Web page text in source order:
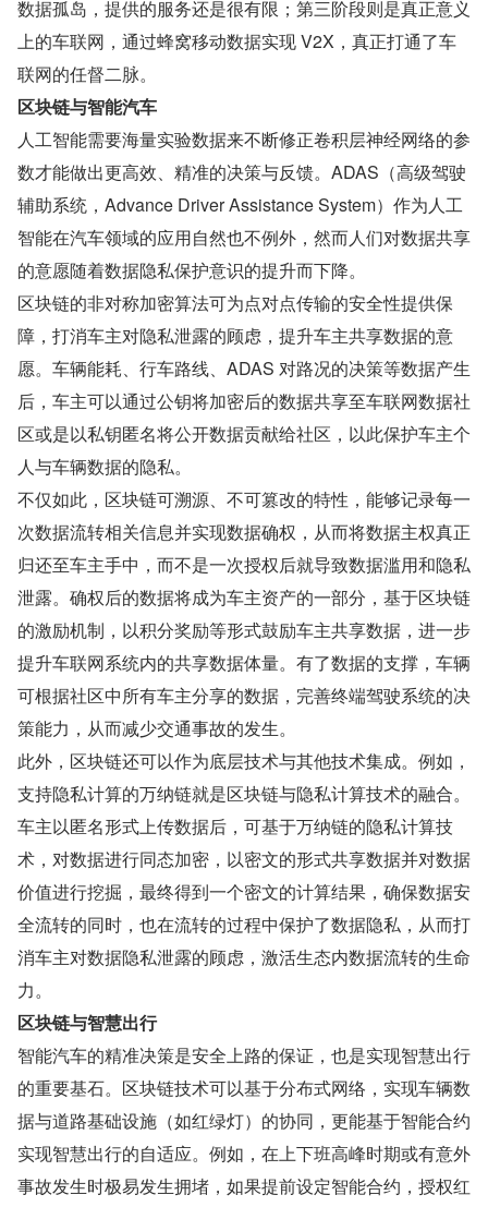
数据孤岛，提供的服务还是很有限；第三阶段则是真正意义
上的车联网，通过蜂窝移动数据实现 V2X，真正打通了车
联网的任督二脉。
区块链与智能汽车
人工智能需要海量实验数据来不断修正卷积层神经网络的参
数才能做出更高效、精准的决策与反馈。ADAS（高级驾驶
辅助系统，Advance Driver Assistance System）作为人工
智能在汽车领域的应用自然也不例外，然而人们对数据共享
的意愿随着数据隐私保护意识的提升而下降。
区块链的非对称加密算法可为点对点传输的安全性提供保
障，打消车主对隐私泄露的顾虑，提升车主共享数据的意
愿。车辆能耗、行车路线、ADAS 对路况的决策等数据产生
后，车主可以通过公钥将加密后的数据共享至车联网数据社
区或是以私钥匿名将公开数据贡献给社区，以此保护车主个
人与车辆数据的隐私。
不仅如此，区块链可溯源、不可篡改的特性，能够记录每一
次数据流转相关信息并实现数据确权，从而将数据主权真正
归还至车主手中，而不是一次授权后就导致数据滥用和隐私
泄露。确权后的数据将成为车主资产的一部分，基于区块链
的激励机制，以积分奖励等形式鼓励车主共享数据，进一步
提升车联网系统内的共享数据体量。有了数据的支撑，车辆
可根据社区中所有车主分享的数据，完善终端驾驶系统的决
策能力，从而减少交通事故的发生。
此外，区块链还可以作为底层技术与其他技术集成。例如，
支持隐私计算的万纳链就是区块链与隐私计算技术的融合。
车主以匿名形式上传数据后，可基于万纳链的隐私计算技
术，对数据进行同态加密，以密文的形式共享数据并对数据
价值进行挖掘，最终得到一个密文的计算结果，确保数据安
全流转的同时，也在流转的过程中保护了数据隐私，从而打
消车主对数据隐私泄露的顾虑，激活生态内数据流转的生命
力。
区块链与智慧出行
智能汽车的精准决策是安全上路的保证，也是实现智慧出行
的重要基石。区块链技术可以基于分布式网络，实现车辆数
据与道路基础设施（如红绿灯）的协同，更能基于智能合约
实现智慧出行的自适应。例如，在上下班高峰时期或有意外
事故发生时极易发生拥堵，如果提前设定智能合约，授权红